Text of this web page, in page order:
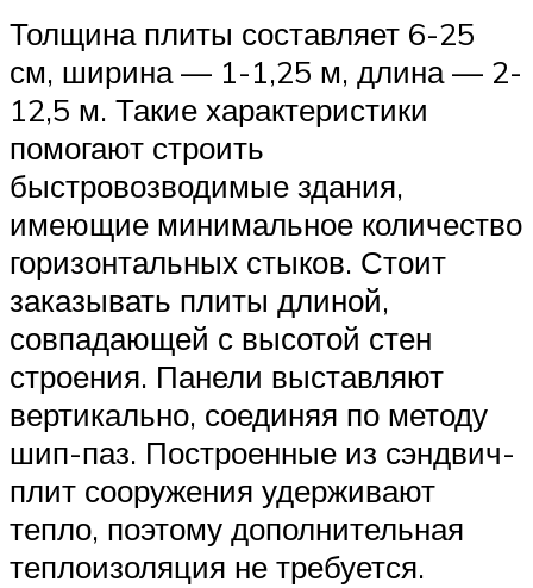
Толщина плиты составляет 6-25
см, ширина — 1-1,25 м, длина — 2-
12,5 м. Такие характеристики
помогают строить
быстровозводимые здания,
имеющие минимальное количество
горизонтальных стыков. Стоит
заказывать плиты длиной,
совпадающей с высотой стен
строения. Панели выставляют
вертикально, соединяя по методу
шип-паз. Построенные из сэндвич-
плит сооружения удерживают
тепло, поэтому дополнительная
теплоизоляция не требуется.